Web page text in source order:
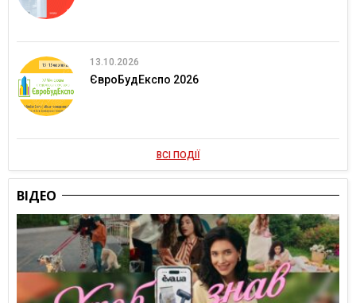
13.10.2026
ЄвроБудЕкспо 2026
ВСІ ПОДІЇ
ВІДЕО